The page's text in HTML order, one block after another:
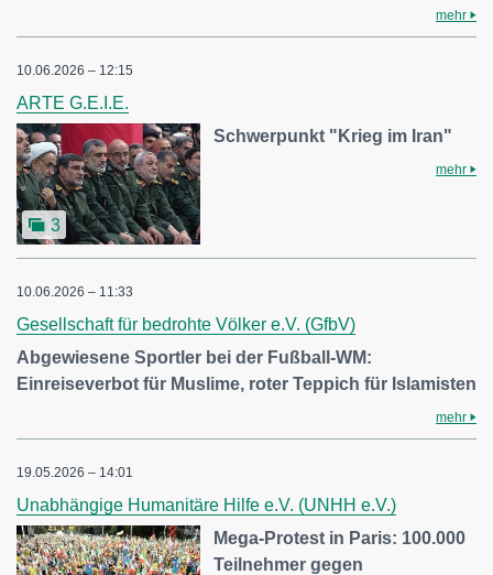
mehr
10.06.2026 – 12:15
ARTE G.E.I.E.
3
Schwerpunkt "Krieg im Iran"
mehr
10.06.2026 – 11:33
Gesellschaft für bedrohte Völker e.V. (GfbV)
Abgewiesene Sportler bei der Fußball-WM:
Einreiseverbot für Muslime, roter Teppich für Islamisten
mehr
19.05.2026 – 14:01
Unabhängige Humanitäre Hilfe e.V. (UNHH e.V.)
Mega-Protest in Paris: 100.000
Teilnehmer gegen